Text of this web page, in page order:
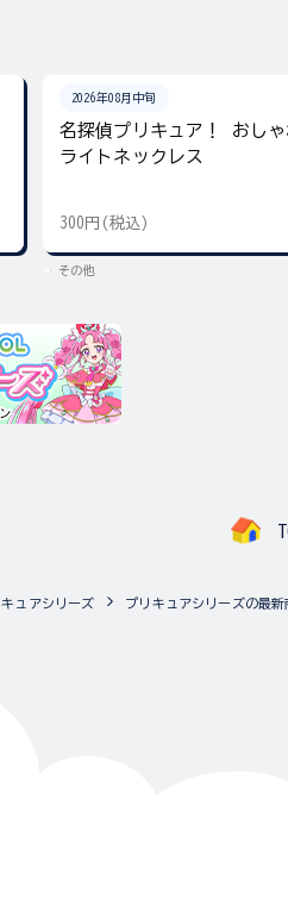
2026年08月中旬
名探偵プリキュア！ おしゃ
ライトネックレス
300円(税込)
その他
キュアシリーズ プリキュアシリーズの最新